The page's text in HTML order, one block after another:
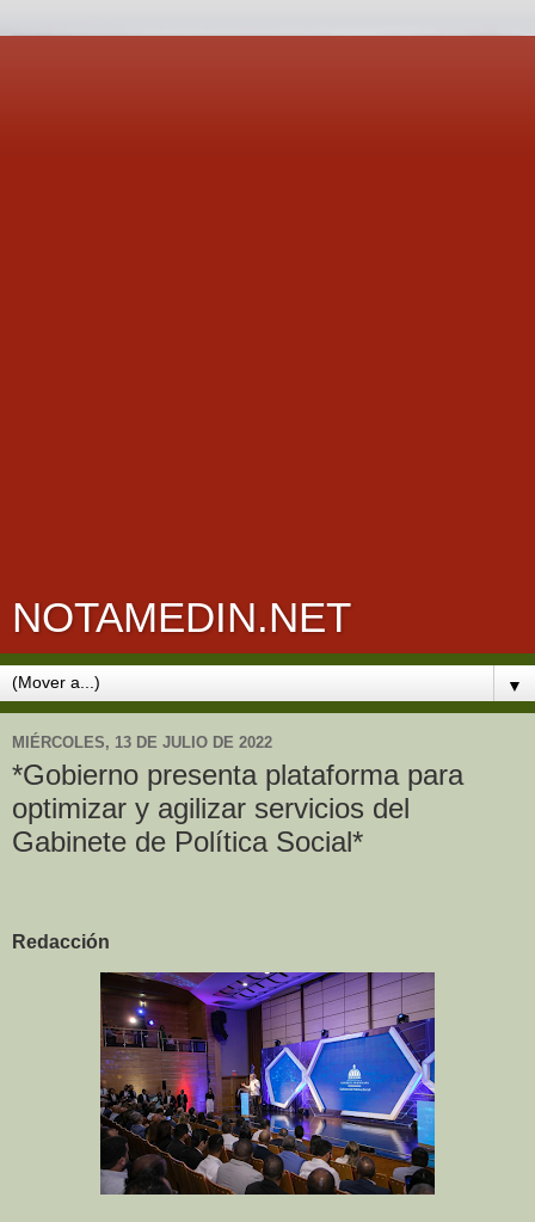
NOTAMEDIN.NET
▼
MIÉRCOLES, 13 DE JULIO DE 2022
*Gobierno presenta plataforma para
optimizar y agilizar servicios del
Gabinete de Política Social*
Redacción